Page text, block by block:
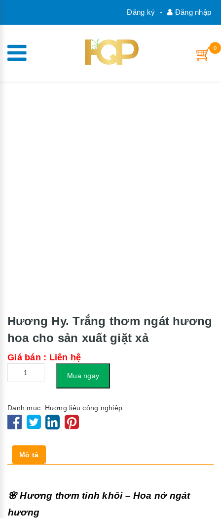
Đăng nhập
-
Đăng ký
0
Hương Hy. Trắng thơm ngát hương
hoa cho sản xuất giặt xả
Giá bán : Liên hệ
Mua ngay
Danh mục: Hương liệu công nghiệp
Mô tả
🌸 Hương thơm tinh khôi – Hoa nở ngát
hương